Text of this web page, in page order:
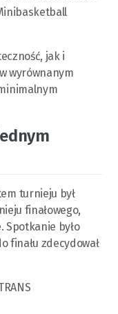
jak i
wyrównanym
turnieju był
finałowego,
Spotkanie było
finału zdecydował